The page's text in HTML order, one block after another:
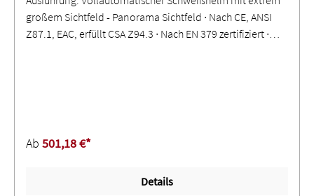
großem Sichtfeld - Panorama Sichtfeld ∙ Nach CE, ANSI
Z87.1, EAC, erfüllt CSA Z94.3 ∙ Nach EN 379 zertifiziert ∙
ohne/mit Dämmerungsfunktion ∙ Fünf Sensoren ∙ Je nach
Kopfbandeinstellung 2,3 bis 6,3 faches Sichtfeld
BlendschutzkassetteAnwendung: Elektrodenschweißen
Ab 501,18 €*
Details